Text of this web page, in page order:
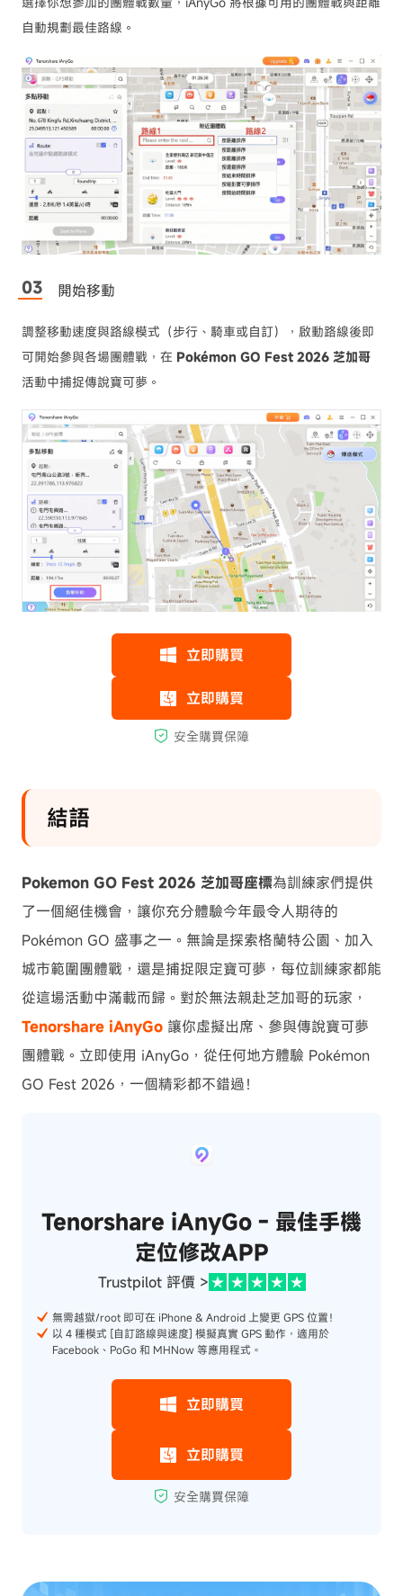
自動規劃最佳路線。
開始移動
調整移動速度與路線模式（步行、騎車或自訂），啟動路線後即
可開始參與各場團體戰，在 Pokémon GO Fest 2026 芝加哥
活動中捕捉傳說寶可夢。
結語
Pokemon GO Fest 2026 芝加哥座標為訓練家們提供
了一個絕佳機會，讓你充分體驗今年最令人期待的
Pokémon GO 盛事之一。無論是探索格蘭特公園、加入
城市範圍團體戰，還是捕捉限定寶可夢，每位訓練家都能
從這場活動中滿載而歸。對於無法親赴芝加哥的玩家，
Tenorshare iAnyGo 讓你虛擬出席、參與傳說寶可夢
團體戰。立即使用 iAnyGo，從任何地方體驗 Pokémon
GO Fest 2026，一個精彩都不錯過！
Tenorshare iAnyGo - 最佳手機
定位修改APP
Trustpilot 評價 >
無需越獄/root 即可在 iPhone & Android 上變更 GPS 位置！
以 4 種模式 [自訂路線與速度] 模擬真實 GPS 動作，適用於
Facebook、PoGo 和 MHNow 等應用程式。